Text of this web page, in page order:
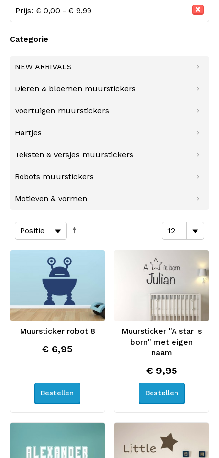
Prijs: € 0,00 - € 9,99
Categorie
NEW ARRIVALS
Dieren & bloemen muurstickers
Voertuigen muurstickers
Hartjes
Teksten & versjes muurstickers
Robots muurstickers
Motieven & vormen
Muursticker robot 8
€ 6,95
Bestellen
Muursticker "A star is
born" met eigen
naam
€ 9,95
Bestellen